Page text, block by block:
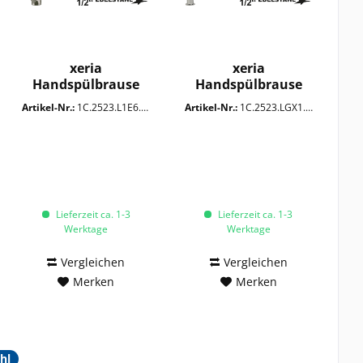
xeria
Handspülbrause
1/2"
Artikel-Nr.: 1C.2523.L1E6.0IC
Lieferzeit ca. 1-3
Werktage
Vergleichen
Merken
xeria
Handspülbrause
1/2"
Artikel-Nr.:1C.2523.LGX1.0IC
Lieferzeit ca. 1-3
Werktage
Vergleichen
Merken